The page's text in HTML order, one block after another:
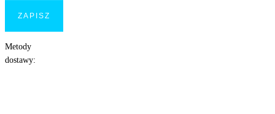
Metody
dostawy: